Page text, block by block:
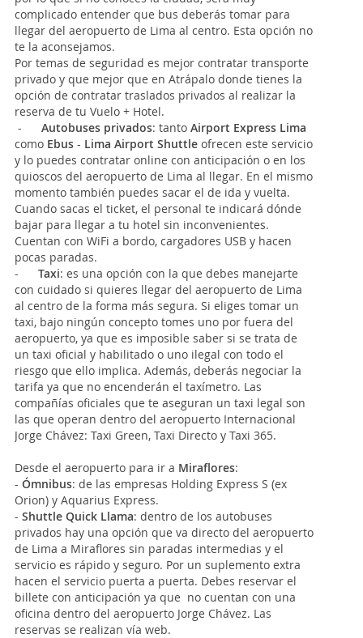
complicado entender que bus deberás tomar para
llegar del aeropuerto de Lima al centro. Esta opción no
te la aconsejamos.
Por temas de seguridad es mejor contratar transporte
privado y que mejor que en Atrápalo donde tienes la
opción de contratar traslados privados al realizar la
reserva de tu Vuelo + Hotel.
- Autobuses privados: tanto Airport Express Lima
como Ebus - Lima Airport Shuttle ofrecen este servicio
y lo puedes contratar online con anticipación o en los
quioscos del aeropuerto de Lima al llegar. En el mismo
momento también puedes sacar el de ida y vuelta.
Cuando sacas el ticket, el personal te indicará dónde
bajar para llegar a tu hotel sin inconvenientes.
Cuentan con WiFi a bordo, cargadores USB y hacen
pocas paradas.
- Taxi: es una opción con la que debes manejarte
con cuidado si quieres llegar del aeropuerto de Lima
al centro de la forma más segura. Si eliges tomar un
taxi, bajo ningún concepto tomes uno por fuera del
aeropuerto, ya que es imposible saber si se trata de
un taxi oficial y habilitado o uno ilegal con todo el
riesgo que ello implica. Además, deberás negociar la
tarifa ya que no encenderán el taxímetro. Las
compañías oficiales que te aseguran un taxi legal son
las que operan dentro del aeropuerto Internacional
Jorge Chávez: Taxi Green, Taxi Directo y Taxi 365.
Desde el aeropuerto para ir a Miraflores:
- Ómnibus: de las empresas Holding Express S (ex
Orion) y Aquarius Express.
- Shuttle Quick Llama: dentro de los autobuses
privados hay una opción que va directo del aeropuerto
de Lima a Miraflores sin paradas intermedias y el
servicio es rápido y seguro. Por un suplemento extra
hacen el servicio puerta a puerta. Debes reservar el
billete con anticipación ya que no cuentan con una
oficina dentro del aeropuerto Jorge Chávez. Las
reservas se realizan vía web.